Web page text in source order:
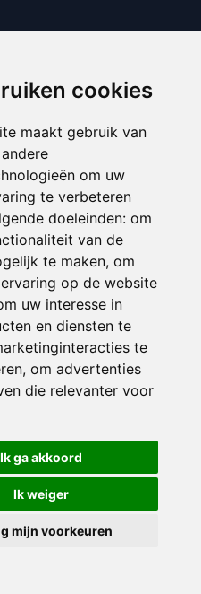
cookies
maakt gebruik van
om uw
te verbeteren
doeleinden: om
van de
te maken, om
op de website
uw interesse in
en diensten te
te
, om advertenties
die relevanter voor
Ik ga akkoord
Ik weiger
mijn voorkeuren